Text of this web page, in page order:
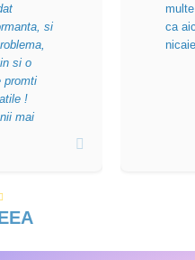
si
si o
promti
!
mai
ca